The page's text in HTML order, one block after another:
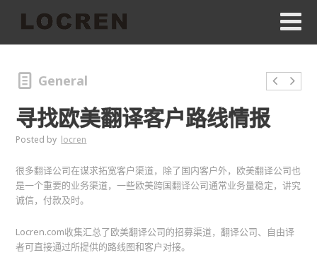
General
寻找欧美翻译客户路线情报
Posted by locren
很多翻译公司在谋求拓宽客户渠道，除了国内客户外，欧美翻译公司也
是一个重要的业务渠道，一些欧美跨国翻译公司通常业务量稳定，讲究
诚信，付款及时。
Locren.com收集汇总了欧美翻译公司的招募渠道，翻译公司、自由译
者可直接通过所提供的路线图和客户对接。